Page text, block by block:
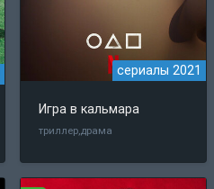
сериалы 2021
Игра в кальмара
триллер,драма